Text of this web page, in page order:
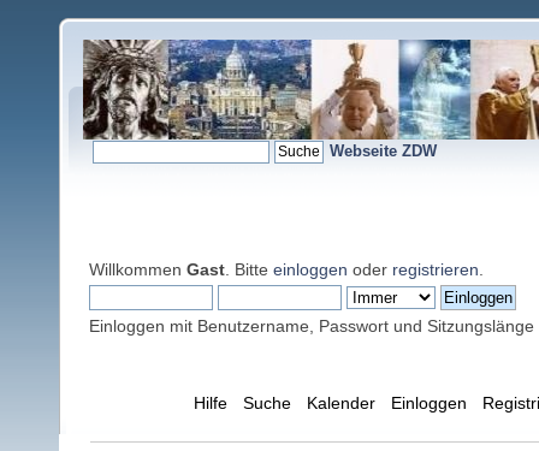
Webseite ZDW
Willkommen Gast . Bitte einloggen oder registrieren
Einloggen mit Benutzername, Passwort und Sitzungslänge
Hilfe Suche Kalender Einloggen